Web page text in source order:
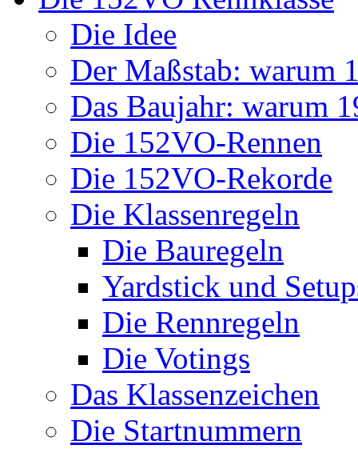
Die Idee
Der Maßstab: warum
Das Baujahr: warum
Die 152VO-Rennen
Die 152VO-Rekorde
Die Klassenregeln
Die Bauregeln
Yardstick und
Die Rennregeln
Die Votings
Das Klassenzeichen
Die Startnummern